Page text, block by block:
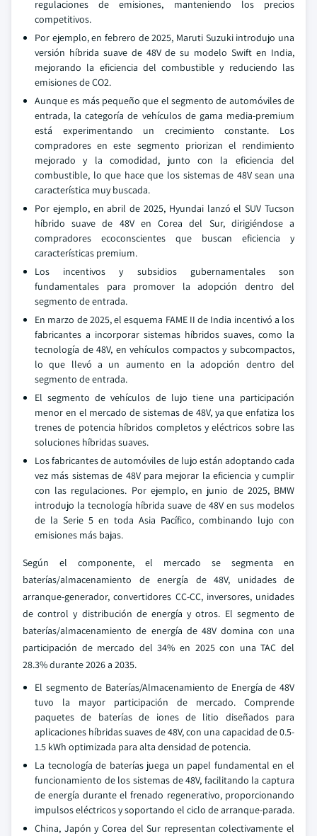
regulaciones de emisiones, manteniendo los precios
competitivos.
Por ejemplo, en febrero de 2025, Maruti Suzuki introdujo una
versión híbrida suave de 48V de su modelo Swift en India,
mejorando la eficiencia del combustible y reduciendo las
emisiones de CO2.
Aunque es más pequeño que el segmento de automóviles de
entrada, la categoría de vehículos de gama media-premium
está experimentando un crecimiento constante. Los
compradores en este segmento priorizan el rendimiento
mejorado y la comodidad, junto con la eficiencia del
combustible, lo que hace que los sistemas de 48V sean una
característica muy buscada.
Por ejemplo, en abril de 2025, Hyundai lanzó el SUV Tucson
híbrido suave de 48V en Corea del Sur, dirigiéndose a
compradores ecoconscientes que buscan eficiencia y
características premium.
Los incentivos y subsidios gubernamentales son
fundamentales para promover la adopción dentro del
segmento de entrada.
En marzo de 2025, el esquema FAME II de India incentivó a los
fabricantes a incorporar sistemas híbridos suaves, como la
tecnología de 48V, en vehículos compactos y subcompactos,
lo que llevó a un aumento en la adopción dentro del
segmento de entrada.
El segmento de vehículos de lujo tiene una participación
menor en el mercado de sistemas de 48V, ya que enfatiza los
trenes de potencia híbridos completos y eléctricos sobre las
soluciones híbridas suaves.
Los fabricantes de automóviles de lujo están adoptando cada
vez más sistemas de 48V para mejorar la eficiencia y cumplir
con las regulaciones. Por ejemplo, en junio de 2025, BMW
introdujo la tecnología híbrida suave de 48V en sus modelos
de la Serie 5 en toda Asia Pacífico, combinando lujo con
emisiones más bajas.
Según el componente, el mercado se segmenta en
baterías/almacenamiento de energía de 48V, unidades de
arranque-generador, convertidores CC-CC, inversores, unidades
de control y distribución de energía y otros. El segmento de
baterías/almacenamiento de energía de 48V domina con una
participación de mercado del 34% en 2025 con una TAC del
28.3% durante 2026 a 2035.
El segmento de Baterías/Almacenamiento de Energía de 48V
tuvo la mayor participación de mercado. Comprende
paquetes de baterías de iones de litio diseñados para
aplicaciones híbridas suaves de 48V, con una capacidad de 0.5-
1.5 kWh optimizada para alta densidad de potencia.
La tecnología de baterías juega un papel fundamental en el
funcionamiento de los sistemas de 48V, facilitando la captura
de energía durante el frenado regenerativo, proporcionando
impulsos eléctricos y soportando el ciclo de arranque-parada.
China, Japón y Corea del Sur representan colectivamente el